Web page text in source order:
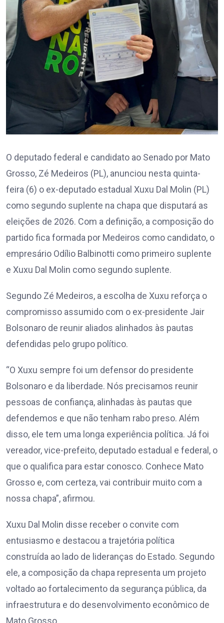
O deputado federal e candidato ao Senado por Mato
Grosso, Zé Medeiros (PL), anunciou nesta quinta-
feira (6) o ex-deputado estadual Xuxu Dal Molin (PL)
como segundo suplente na chapa que disputará as
eleições de 2026. Com a definição, a composição do
partido fica formada por Medeiros como candidato, o
empresário Odílio Balbinotti como primeiro suplente
e Xuxu Dal Molin como segundo suplente.
Segundo Zé Medeiros, a escolha de Xuxu reforça o
compromisso assumido com o ex-presidente Jair
Bolsonaro de reunir aliados alinhados às pautas
defendidas pelo grupo político.
“O Xuxu sempre foi um defensor do presidente
Bolsonaro e da liberdade. Nós precisamos reunir
pessoas de confiança, alinhadas às pautas que
defendemos e que não tenham rabo preso. Além
disso, ele tem uma longa experiência política. Já foi
vereador, vice-prefeito, deputado estadual e federal, o
que o qualifica para estar conosco. Conhece Mato
Grosso e, com certeza, vai contribuir muito com a
nossa chapa”, afirmou.
Xuxu Dal Molin disse receber o convite com
entusiasmo e destacou a trajetória política
construída ao lado de lideranças do Estado. Segundo
ele, a composição da chapa representa um projeto
voltado ao fortalecimento da segurança pública, da
infraestrutura e do desenvolvimento econômico de
Mato Grosso.